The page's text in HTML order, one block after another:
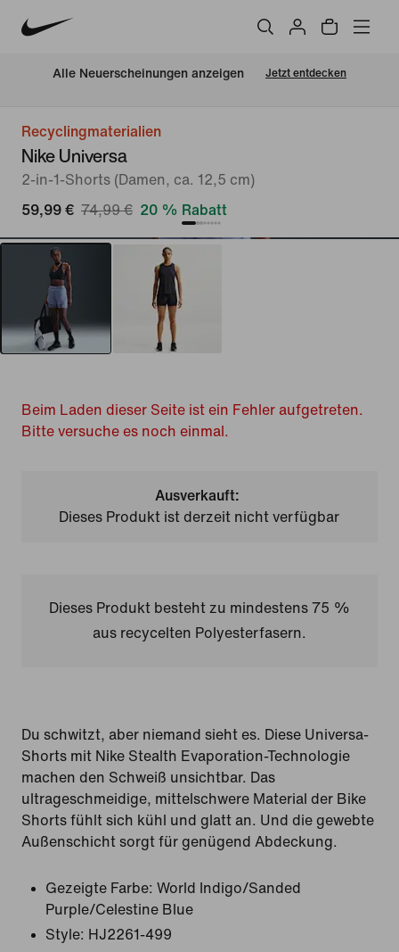
Alle Neuerscheinungen anzeigen Jetzt entdecken
Recyclingmaterialien
Nike Universa
2-in-1-Shorts (Damen, ca. 12,5 cm)
59,99 € 74,99 € 20 % Rabatt
Beim Laden dieser Seite ist ein Fehler aufgetreten.
Bitte versuche es noch einmal.
Ausverkauft:
Dieses Produkt ist derzeit nicht verfügbar
Dieses Produkt besteht zu mindestens 75 %
aus recycelten Polyesterfasern.
Du schwitzt, aber niemand sieht es. Diese Universa-
Shorts mit Nike Stealth Evaporation-Technologie
machen den Schweiß unsichtbar. Das
ultrageschmeidige, mittelschwere Material der Bike
Shorts fühlt sich kühl und glatt an. Und die gewebte
Außenschicht sorgt für genügend Abdeckung.
Gezeigte Farbe: World Indigo/Sanded
Purple/Celestine Blue
Style: HJ2261-499